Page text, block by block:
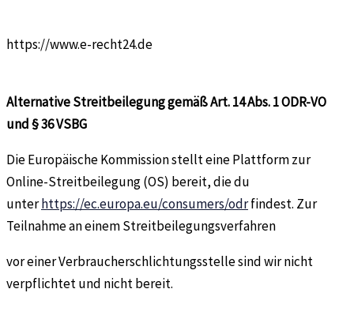
https://www.e-recht24.de
Alternative Streitbeilegung gemäß Art. 14 Abs. 1 ODR-VO
und § 36 VSBG
Die Europäische Kommission stellt eine Plattform zur
Online-Streitbeilegung (OS) bereit, die du
unterhttps://ec.europa.eu/consumers/odrfindest. Zur
Teilnahme an einem Streitbeilegungsverfahren
vor einer Verbraucherschlichtungsstelle sind wir nicht
verpflichtet und nicht bereit.